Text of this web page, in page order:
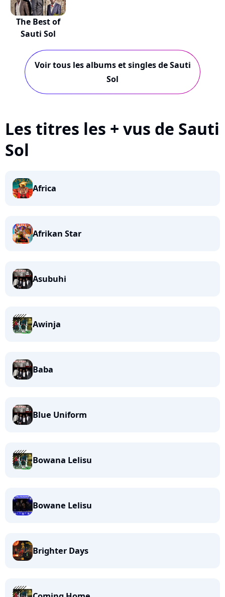
The Best of
Sauti Sol
Voir tous les albums et singles de Sauti
Sol
Les titres les + vus de Sauti
Sol
Africa
Afrikan Star
Asubuhi
Awinja
Baba
Blue Uniform
Bowana Lelisu
Bowane Lelisu
Brighter Days